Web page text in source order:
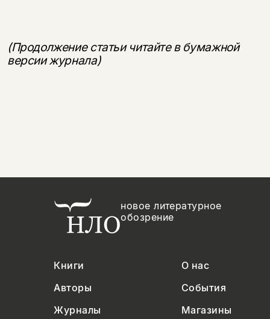
(Продолжение статьи читайте в бумажной
версии журнала)
новое литературное
обозрение
Книги
О нас
Авторы
События
Журналы
Магазины